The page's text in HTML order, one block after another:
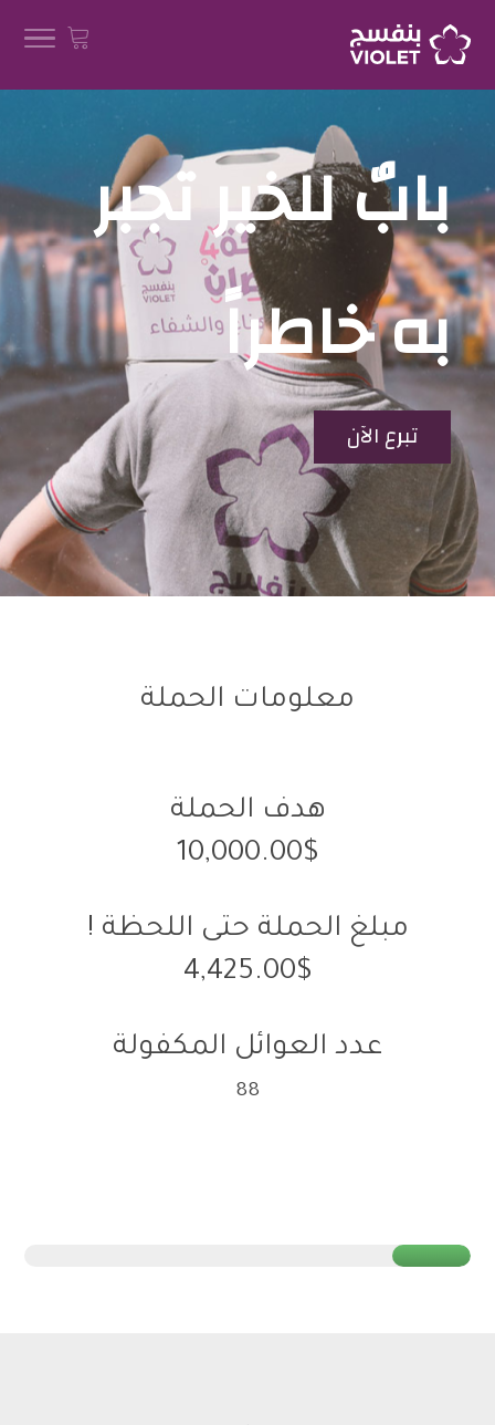
بابٌ للخير تجبر
به خاطراً
تبرع الآن
معلومات الحملة
هدف الحملة
10,000.00$
مبلغ الحملة حتى اللحظة !
4,425.00$
عدد العوائل المكفولة
88